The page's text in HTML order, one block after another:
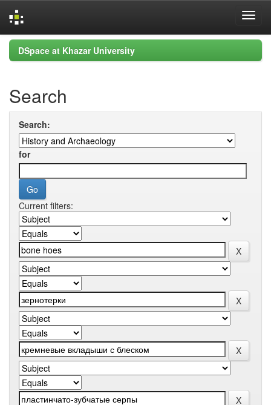
Skip
navigation
DSpace at Khazar University
Search
Search:
for
Current filters: